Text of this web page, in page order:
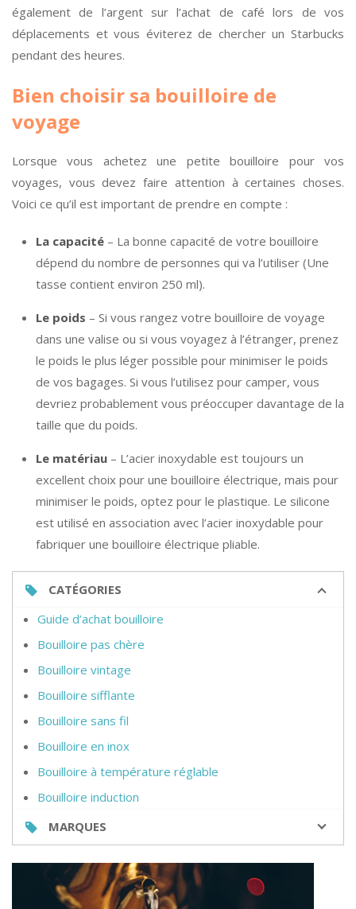
également de l’argent sur l’achat de café lors de vos
déplacements et vous éviterez de chercher un Starbucks
pendant des heures.
Bien choisir sa bouilloire de
voyage
Lorsque vous achetez une petite bouilloire pour vos
voyages, vous devez faire attention à certaines choses.
Voici ce qu’il est important de prendre en compte :
La capacité – La bonne capacité de votre bouilloire
dépend du nombre de personnes qui va l’utiliser (Une
tasse contient environ 250 ml).
Le poids – Si vous rangez votre bouilloire de voyage
dans une valise ou si vous voyagez à l’étranger, prenez
le poids le plus léger possible pour minimiser le poids
de vos bagages. Si vous l’utilisez pour camper, vous
devriez probablement vous préoccuper davantage de la
taille que du poids.
Le matériau – L’acier inoxydable est toujours un
excellent choix pour une bouilloire électrique, mais pour
minimiser le poids, optez pour le plastique. Le silicone
est utilisé en association avec l’acier inoxydable pour
fabriquer une bouilloire électrique pliable.
CATÉGORIES
Guide d’achat bouilloire
Bouilloire pas chère
Bouilloire vintage
Bouilloire sifflante
Bouilloire sans fil
Bouilloire en inox
Bouilloire à température réglable
Bouilloire induction
MARQUES